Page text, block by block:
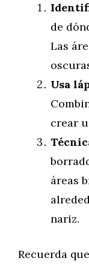
de
Las
Usa
crear
áreas
nariz.
Recuerda